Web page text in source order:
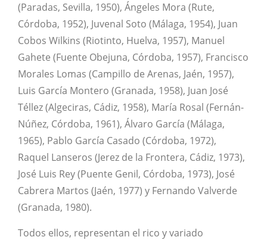
(Paradas, Sevilla, 1950), Ángeles Mora (Rute,
Córdoba, 1952), Juvenal Soto (Málaga, 1954), Juan
Cobos Wilkins (Riotinto, Huelva, 1957), Manuel
Gahete (Fuente Obejuna, Córdoba, 1957), Francisco
Morales Lomas (Campillo de Arenas, Jaén, 1957),
Luis García Montero (Granada, 1958), Juan José
Téllez (Algeciras, Cádiz, 1958), María Rosal (Fernán-
Núñez, Córdoba, 1961), Álvaro García (Málaga,
1965), Pablo García Casado (Córdoba, 1972),
Raquel Lanseros (Jerez de la Frontera, Cádiz, 1973),
José Luis Rey (Puente Genil, Córdoba, 1973), José
Cabrera Martos (Jaén, 1977) y Fernando Valverde
(Granada, 1980).
Todos ellos, representan el rico y variado